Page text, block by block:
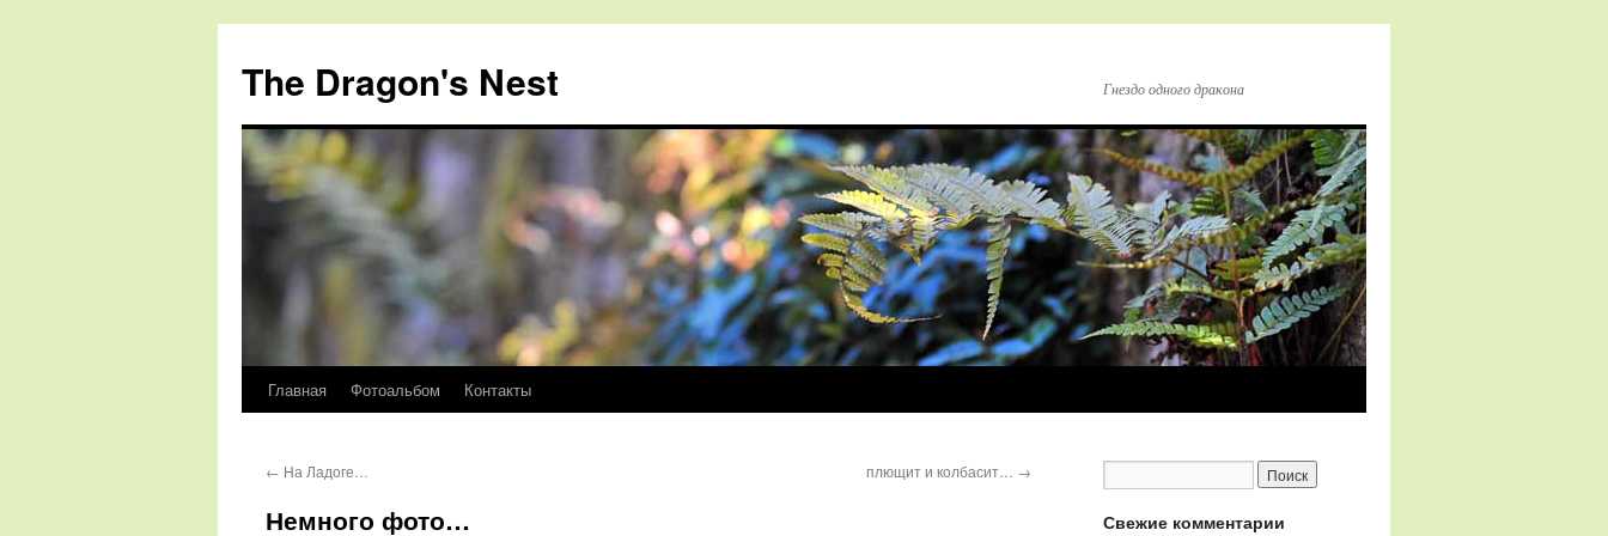
The Dragon's Nest Гнездо одного дракона
Перейти
содержимому
Главная Фотоальбом Контакты
← На Ладоге… плющит и колбасит… →
Немного фото… Свежие комментарии